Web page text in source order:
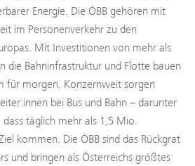
Energie. Die ÖBB gehören mit
im Personenverkehr zu den
Mit Investitionen von mehr als
die Bahninfrastruktur und Flotte bauen
für morgen. Konzernweit sorgen
bei Bus und Bahn – darunter
täglich mehr als 1,5 Mio.
kommen. Die ÖBB sind das Rückgrat
und bringen als Österreichs größtes